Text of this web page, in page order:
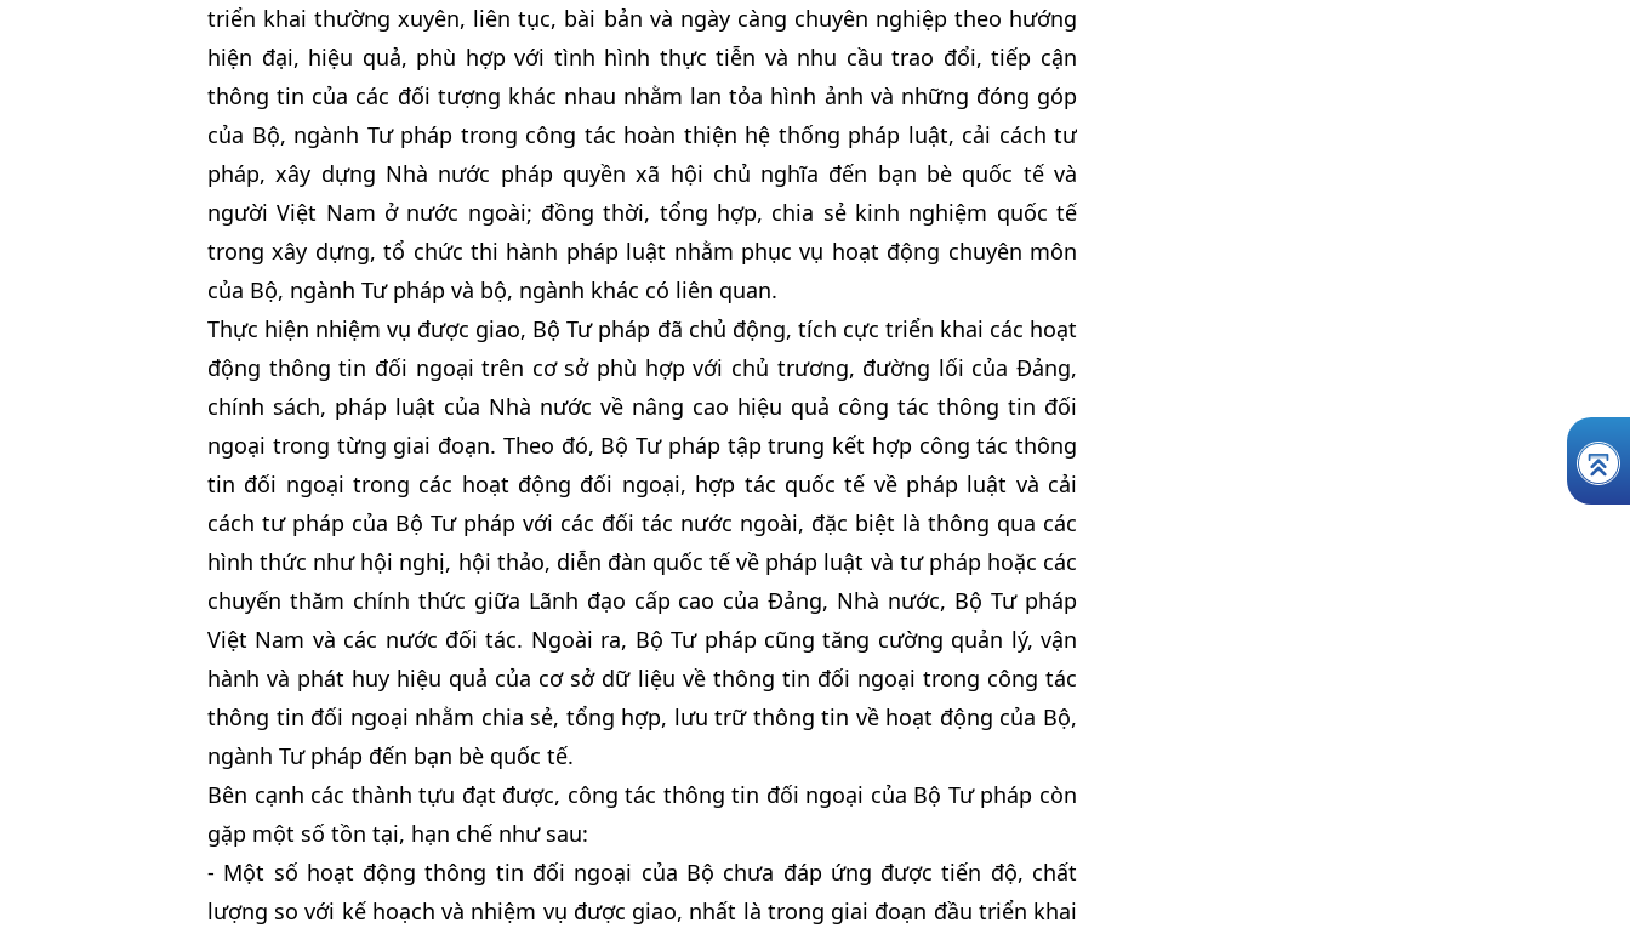
triển khai thường xuyên, liên tục, bài bản và ngày càng chuyên nghiệp theo hướng
hiện đại, hiệu quả, phù hợp với tình hình thực tiễn và nhu cầu trao đổi, tiếp cận
thông tin của các đối tượng khác nhau nhằm lan tỏa hình ảnh và những đóng góp
của Bộ, ngành Tư pháp trong công tác hoàn thiện hệ thống pháp luật, cải cách tư
pháp, xây dựng Nhà nước pháp quyền xã hội chủ nghĩa đến bạn bè quốc tế và
người Việt Nam ở nước ngoài; đồng thời, tổng hợp, chia sẻ kinh nghiệm quốc tế
trong xây dựng, tổ chức thi hành pháp luật nhằm phục vụ hoạt động chuyên môn
của Bộ, ngành Tư pháp và bộ, ngành khác có liên quan.
Thực hiện nhiệm vụ được giao, Bộ Tư pháp đã chủ động, tích cực triển khai các hoạt
động thông tin đối ngoại trên cơ sở phù hợp với chủ trương, đường lối của Đảng,
chính sách, pháp luật của Nhà nước về nâng cao hiệu quả công tác thông tin đối
ngoại trong từng giai đoạn. Theo đó, Bộ Tư pháp tập trung kết hợp công tác thông
tin đối ngoại trong các hoạt động đối ngoại, hợp tác quốc tế về pháp luật và cải
cách tư pháp của Bộ Tư pháp với các đối tác nước ngoài, đặc biệt là thông qua các
hình thức như hội nghị, hội thảo, diễn đàn quốc tế về pháp luật và tư pháp hoặc các
chuyến thăm chính thức giữa Lãnh đạo cấp cao của Đảng, Nhà nước, Bộ Tư pháp
Việt Nam và các nước đối tác. Ngoài ra, Bộ Tư pháp cũng tăng cường quản lý, vận
hành và phát huy hiệu quả của cơ sở dữ liệu về thông tin đối ngoại trong công tác
thông tin đối ngoại nhằm chia sẻ, tổng hợp, lưu trữ thông tin về hoạt động của Bộ,
ngành Tư pháp đến bạn bè quốc tế.
Bên cạnh các thành tựu đạt được, công tác thông tin đối ngoại của Bộ Tư pháp còn
gặp một số tồn tại, hạn chế như sau:
- Một số hoạt động thông tin đối ngoại của Bộ chưa đáp ứng được tiến độ, chất
lượng so với kế hoạch và nhiệm vụ được giao, nhất là trong giai đoạn đầu triển khai